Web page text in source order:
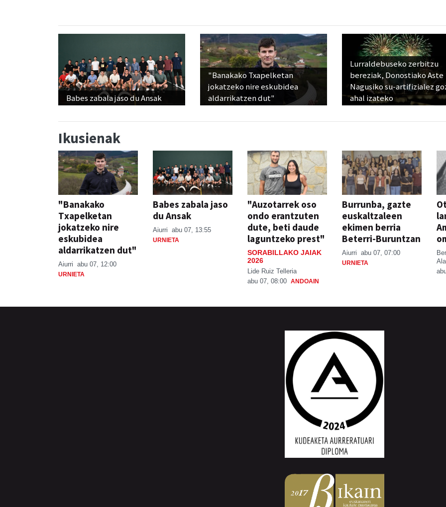
Babes zabala jaso du Ansak
"Banakako Txapelketan
jokatzeko nire eskubidea
aldarrikatzen dut"
Lurraldebuseko zerbitzu
bereziak, Donostiako Aste
Nagusiko su-artifizialez
ahal izateko
Ikusienak
"Banakako
Txapelketan
jokatzeko nire
eskubidea
aldarrikatzen dut"
Aiurri abu 07, 12:00
URNIETA
Babes zabala jaso
du Ansak
Aiurri abu 07, 13:55
URNIETA
"Auzotarrek oso
ondo erantzuten
dute, beti daude
laguntzeko prest"
SORABILLAKO JAIAK
2026
Lide Ruiz Telleria
abu 07, 08:00 ANDOAIN
Burrunba, gazte
euskaltzaleen
ekimen berria
Beterri-Buruntzan
Aiurri abu 07, 07:00
URNIETA